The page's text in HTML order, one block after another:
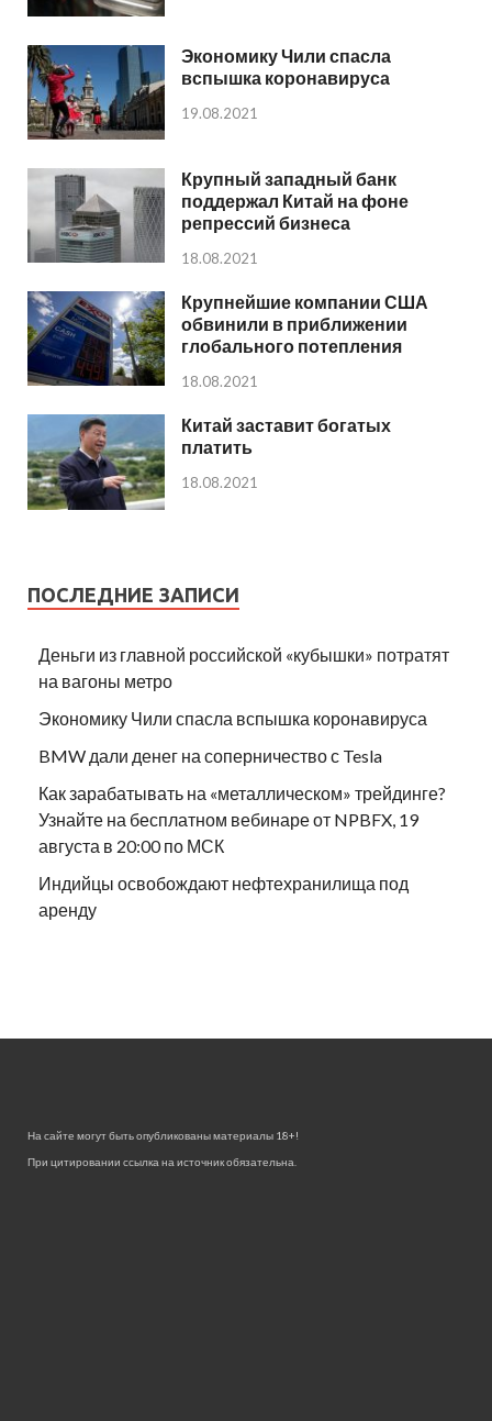
Экономику Чили спасла
вспышка коронавируса
19.08.2021
Крупный западный банк
поддержал Китай на фоне
репрессий бизнеса
18.08.2021
Крупнейшие компании США
обвинили в приближении
глобального потепления
18.08.2021
Китай заставит богатых
платить
18.08.2021
ПОСЛЕДНИЕ ЗАПИСИ
Деньги из главной российской «кубышки» потратят
на вагоны метро
Экономику Чили спасла вспышка коронавируса
BMW дали денег на соперничество с Tesla
Как зарабатывать на «металлическом» трейдинге?
Узнайте на бесплатном вебинаре от NPBFX, 19
августа в 20:00 по МСК
Индийцы освобождают нефтехранилища под
аренду
На сайте могут быть опубликованы материалы 18+!
При цитировании ссылка на источник обязательна.